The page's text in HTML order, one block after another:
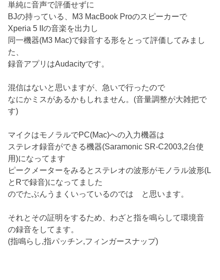
単純に音声で評価せずに
BJの持っている、M3 MacBook Proのスピーカーで
Xperia 5 IIの音楽を出力し
同一機器(M3 Mac)で録音する形をとって評価してみまし
た、
録音アプリはAudacityです。
混信はないと思いますが、急いで行ったので
なにかミスがあるかもしれません。(音量調整が大雑把で
す)
マイクはモノラルでPC(Mac)への入力機器は
ステレオ録音ができる機器(Saramonic SR-C2003,2台使
用)になってます
ピークメーターをみるとステレオの波形がモノラル波形(L
とRで録音)になってました
のでたぶんうまくいっているのでは と思います。
それとその証明をするため、わざと指を鳴らして環境音
の録音をしてます。
(指鳴らし,指パッチン,フィンガースナップ)